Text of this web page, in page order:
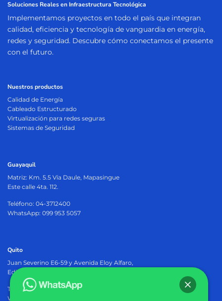
Soluciones Reales en Infraestructura Tecnológica
Implementamos proyectos en todo el país que integran
calidad, eficiencia y tecnología de vanguardia en energía,
redes y seguridad. Descubre cómo conectamos el presente
con el futuro.
Nuestros productos
Calidad de Energía
Cableado Estructurado
Virtualización para redes seguras
Sistemas de Seguridad
Guayaquil
Matriz: Km. 5.5 Vía Daule, Mapasingue
Este calle 4ta. 112.
Teléfono: 04-3712400
WhatsApp: 099 953 5057
Quito
Juan Severino E6-59 y Avenida Eloy Alfaro,
Edificio Osiris Plaza, PB.
Teléfono: 02-2905402
WhatsApp: 099 953 5057